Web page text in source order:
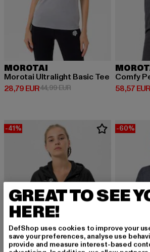
MOROTAI
Morotai Ultralight Basic Tee
28,79 EUR
Derzeitiger Preis: 28,79 EUR
44,99 EURAktionspreis: 44,99 EUR
Comfy
58,57 EUR
-41% -60%
GREAT TO SEE
HERE!
DefShop uses cookies to improve your
save your preferences, analyse use
provide and measure interest-based